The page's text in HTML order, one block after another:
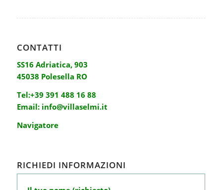
CONTATTI
SS16 Adriatica, 903
45038 Polesella RO
Tel:+39 391 488 16 88
Email: info@villaselmi.it
Navigatore
RICHIEDI INFORMAZIONI